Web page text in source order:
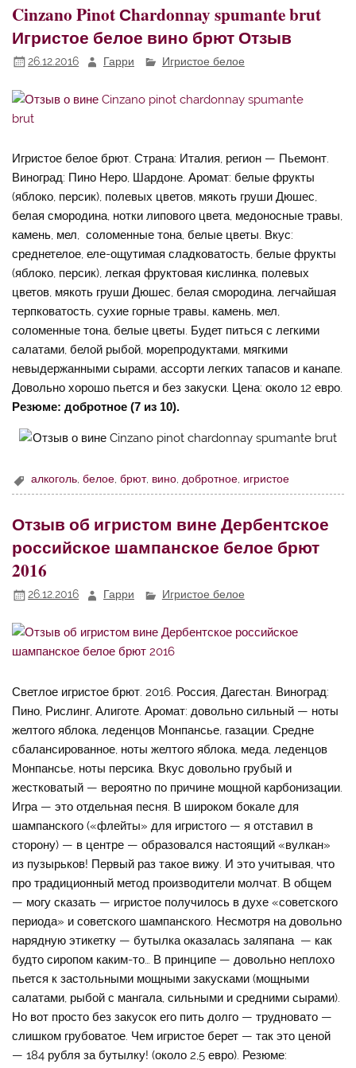
Cinzano Pinot Сhardonnay spumante brut
Игристое белое вино брют Отзыв
26.12.2016 Гарри Игристое белое
Игристое белое брют. Страна: Италия, регион — Пьемонт.
Виноград: Пино Неро, Шардоне. Аромат: белые фрукты
(яблоко, персик), полевых цветов, мякоть груши Дюшес,
белая смородина, нотки липового цвета, медоносные травы,
камень, мел, соломенные тона, белые цветы. Вкус:
среднетелое, еле-ощутимая сладковатость, белые фрукты
(яблоко, персик), легкая фруктовая кислинка, полевых
цветов, мякоть груши Дюшес, белая смородина, легчайшая
терпковатость, сухие горные травы, камень, мел,
соломенные тона, белые цветы. Будет питься с легкими
салатами, белой рыбой, морепродуктами, мягкими
невыдержанными сырами, ассорти легких тапасов и канапе.
Довольно хорошо пьется и без закуски. Цена: около 12 евро.
Резюме: добротное (7 из 10).
алкоголь,белое,брют, вино,добротное, игристое
Отзыв об игристом вине Дербентское
российское шампанское белое брют
2016
26.12.2016 Гарри Игристое белое
Светлое игристое брют. 2016. Россия, Дагестан. Виноград:
Пино, Рислинг, Алиготе. Аромат: довольно сильный — ноты
желтого яблока, леденцов Монпансье, газации. Средне
сбалансированное, ноты желтого яблока, меда, леденцов
Монпансье, ноты персика. Вкус довольно грубый и
жестковатый — вероятно по причине мощной карбонизации.
Игра — это отдельная песня. В широком бокале для
шампанского («флейты» для игристого — я отставил в
сторону) — в центре — образовался настоящий «вулкан»
из пузырьков! Первый раз такое вижу. И это учитывая, что
про традиционный метод производители молчат. В общем
— могу сказать — игристое получилось в духе «советского
периода» и советского шампанского. Несмотря на довольно
нарядную этикетку — бутылка оказалась заляпана — как
будто сиропом каким-то… В принципе — довольно неплохо
пьется к застольными мощными закусками (мощными
салатами, рыбой с мангала, сильными и средними сырами).
Но вот просто без закусок его пить долго — трудновато —
слишком грубоватое. Чем игристое берет — так это ценой
— 184 рубля за бутылку! (около 2,5 евро). Резюме: